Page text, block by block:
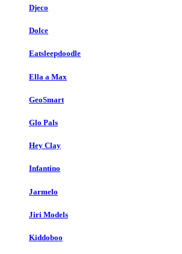
Djeco
Dolce
Eatsleepdoodle
Ella a Max
GeoSmart
Glo Pals
Hey Clay
Infantino
Jarmelo
Jiri Models
Kiddoboo